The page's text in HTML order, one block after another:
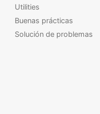
Utilities
Buenas prácticas
Solución de problemas